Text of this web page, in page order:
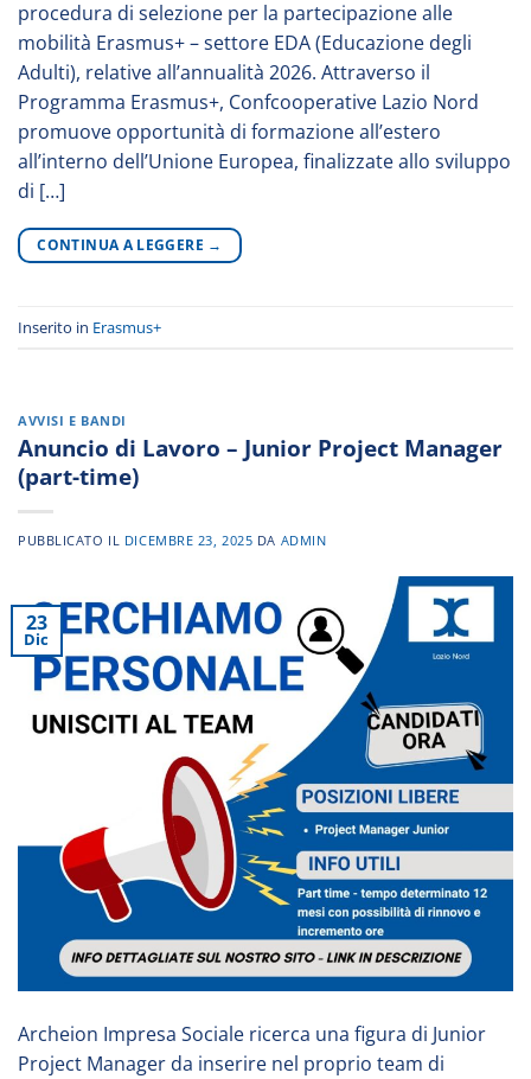
procedura di selezione per la partecipazione alle
mobilità Erasmus+ – settore EDA (Educazione degli
Adulti), relative all’annualità 2026. Attraverso il
Programma Erasmus+, Confcooperative Lazio Nord
promuove opportunità di formazione all’estero
all’interno dell’Unione Europea, finalizzate allo sviluppo
di […]
CONTINUA A LEGGERE →
Inserito in Erasmus+
AVVISI E BANDI
Anuncio di Lavoro – Junior Project Manager
(part-time)
PUBBLICATO IL DICEMBRE 23, 2025 DA ADMIN
23
Dic
Archeion Impresa Sociale ricerca una figura di Junior
Project Manager da inserire nel proprio team di